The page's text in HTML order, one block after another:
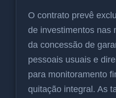
O contrato prevê
de investimentos nas
da concessão de
pessoais usuais e
para monitoramento
quitação integral. As